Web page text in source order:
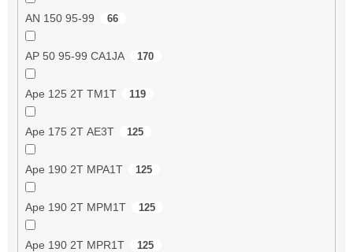
AN 150 95-99 66
AP 50 95-99 CA1JA 170
Ape 125 2T TM1T 119
Ape 175 2T AE3T 125
Ape 190 2T MPA1T 125
Ape 190 2T MPM1T 125
Ape 190 2T MPR1T 125